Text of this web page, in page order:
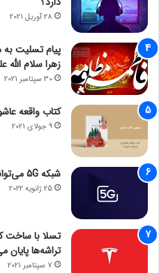
28 آوریل 2021
پیام تسلیت
زهرا سلام الله
30 سپتامبر 2021
کتاب واقعه
9 جولای 2021
شبکه 5G می‌تواند باعث سقوط هواپیما شود
25 ژانویه 2022
تسلا با ساخت
تراشه‌ها
7 سپتامبر 2021